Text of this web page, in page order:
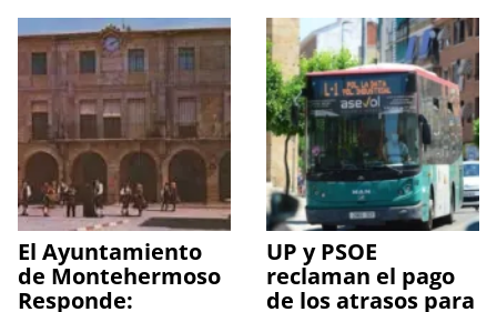
El Ayuntamiento
de Montehermoso
Responde:
UP y PSOE
reclaman el pago
de los atrasos para